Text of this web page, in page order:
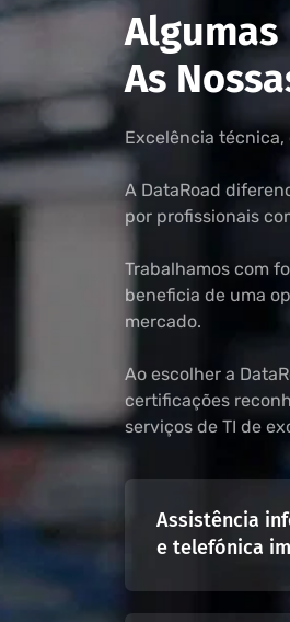
Algumas
As
Excelência
A DataRoad
por profissionais
Trabalhamos com
beneficia de uma
mercado.
Ao escolher a
certificações
serviços de TI de
Assistência
e telefónica